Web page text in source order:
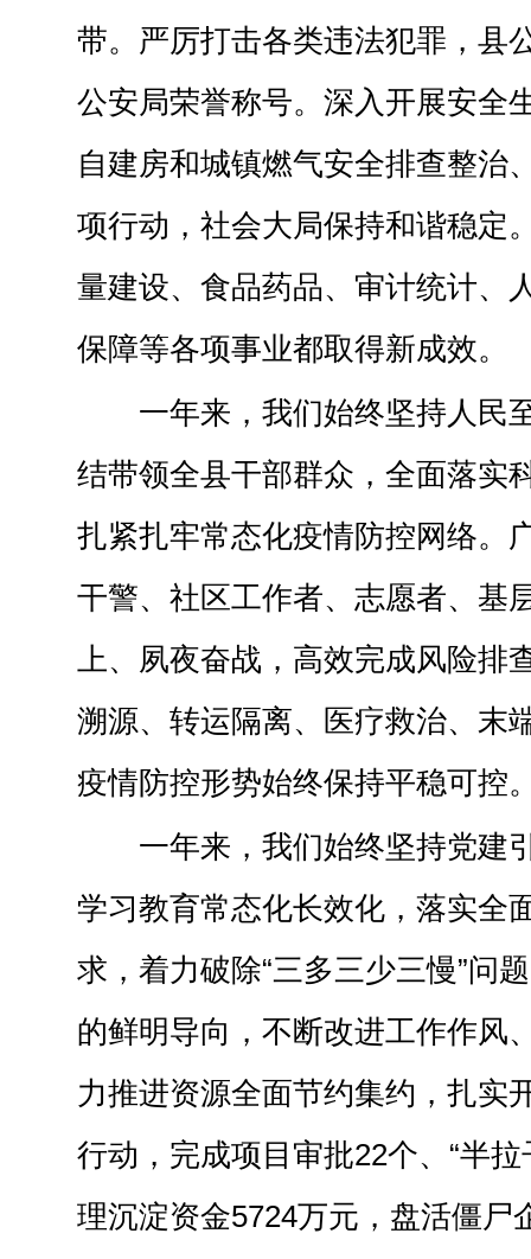
带。严厉打击各类违法犯罪，县
公安局荣誉称号。深入开展安全
自建房和城镇燃气安全排查整治
项行动，社会大局保持和谐稳定
量建设、食品药品、审计统计、
保障等各项事业都取得新成效。
一年来，我们始终坚持人民
结带领全县干部群众，全面落实
扎紧扎牢常态化疫情防控网络。
干警、社区工作者、志愿者、基
上、夙夜奋战，高效完成风险排
溯源、转运隔离、医疗救治、末
疫情防控形势始终保持平稳可控
一年来，我们始终坚持党建
学习教育常态化长效化，落实全
求，着力破除“三多三少三慢”问
的鲜明导向，不断改进工作作风
力推进资源全面节约集约，扎实
行动，完成项目审批22个、“半
理沉淀资金5724万元，盘活僵尸